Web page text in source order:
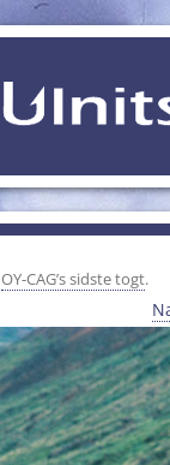
OY-CAG’s sidste togt.